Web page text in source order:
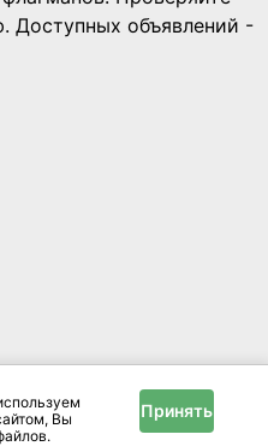
Доступных объявлений -
Вы
Принять